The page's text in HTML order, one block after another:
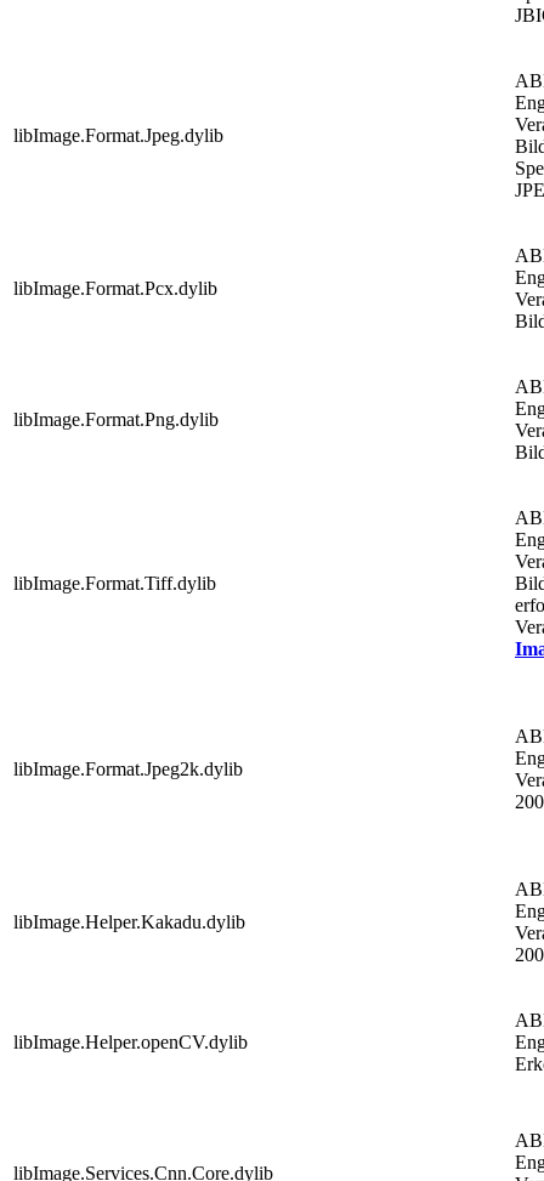
libImage.Format.Jpeg.dylib
libImage.Format.Pcx.dylib
libImage.Format.Png.dylib
libImage.Format.Tiff.dylib
libImage.Format.Jpeg2k.dylib
libImage.Helper.Kakadu.dylib
libImage.Helper.openCV.dylib
libImage.Services.Cnn.Core.dylib